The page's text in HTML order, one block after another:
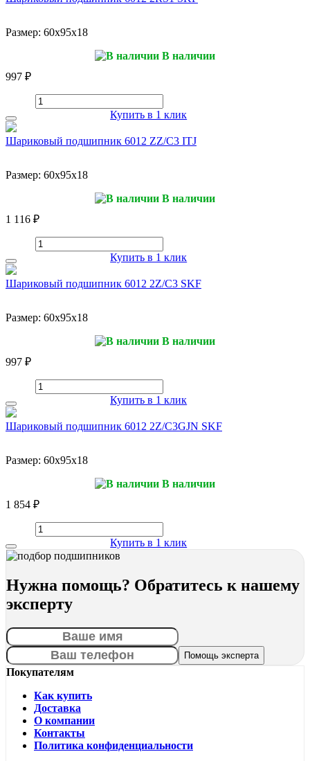
Размер: 60x95x18
В наличии
997 ₽
Купить в 1 клик
Шариковый подшипник 6012 ZZ/C3 ITJ
Размер: 60x95x18
В наличии
1 116 ₽
Купить в 1 клик
Шариковый подшипник 6012 2Z/C3 SKF
Размер: 60x95x18
В наличии
997 ₽
Купить в 1 клик
Шариковый подшипник 6012 2Z/C3GJN SKF
Размер: 60x95x18
В наличии
1 854 ₽
Купить в 1 клик
Нужна помощь? Обратитесь к нашему
эксперту
Покупателям
Как купить
Доставка
О компании
Контакты
Политика конфиденциальности